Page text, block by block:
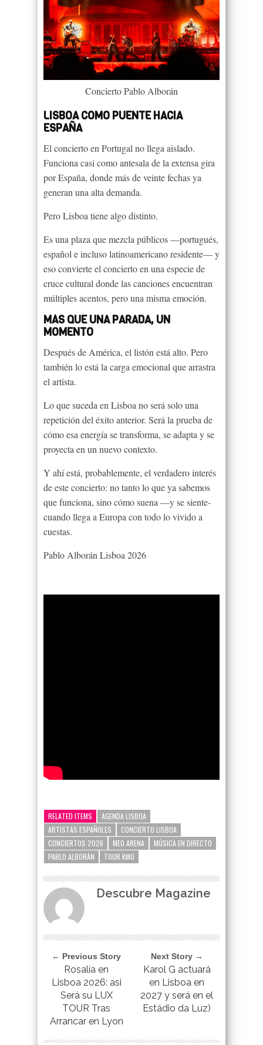
Concierto Pablo Alborán
LISBOA COMO PUENTE HACIA
ESPAÑA
El concierto en Portugal no llega aislado.
Funciona casi como antesala de la extensa gira
por España, donde más de veinte fechas ya
generan una alta demanda.
Pero Lisboa tiene algo distinto.
Es una plaza que mezcla públicos —portugués,
español e incluso latinoamericano residente— y
eso convierte el concierto en una especie de
cruce cultural donde las canciones encuentran
múltiples acentos, pero una misma emoción.
MÁS QUE UNA PARADA, UN
MOMENTO
Después de América, el listón está alto. Pero
también lo está la carga emocional que arrastra
el artista.
Lo que suceda en Lisboa no será solo una
repetición del éxito anterior. Será la prueba de
cómo esa energía se transforma, se adapta y se
proyecta en un nuevo contexto.
Y ahí está, probablemente, el verdadero interés
de este concierto: no tanto lo que ya sabemos
que funciona, sino cómo suena —y se siente-
cuando llega a Europa con todo lo vivido a
cuestas.
Pablo Alborán Lisboa 2026
RELATED ITEMS
AGENDA LISBOA
ARTISTAS ESPAÑOLES
CONCIERTO LISBOA
CONCIERTOS 2026
MEO ARENA
MÚSICA EN DIRECTO
PABLO ALBORÁN
TOUR KM0
Descubre Magazine
← Previous Story
Rosalía en
Lisboa 2026: asi
Será su LUX
TOUR Tras
Arrancar en Lyon
Next Story →
Karol G actuará
en Lisboa en
2027 y será en el
Estádio da Luz)